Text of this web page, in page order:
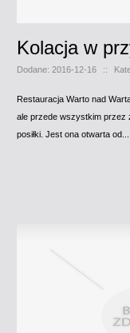
Kolacja w
Dodane: 2016-12-16 ::
Restauracja Warto nad
ale przede wszystkim przez
posiłki. Jest ona otwarta od...